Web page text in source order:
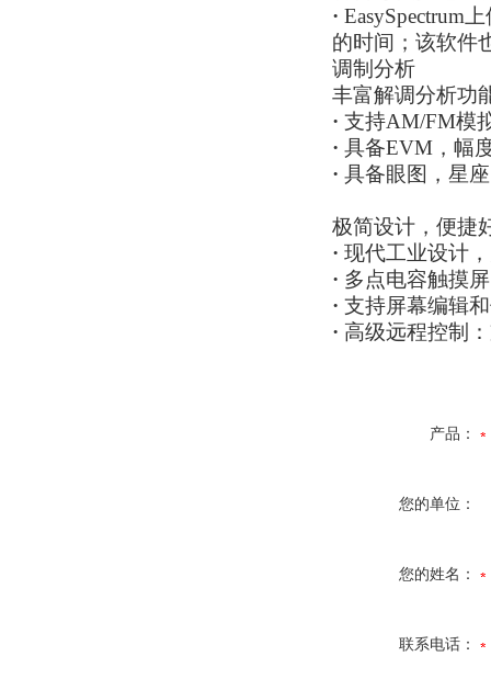
· EasySpectrum
的时间；该软件
调制分析
丰富解调分析功
· 支持AM/FM模
· 具备EVM，幅
· 具备眼图，星
极简设计，便捷
· 现代工业设计
· 多点电容触摸
· 支持屏幕编辑
· 高级远程控制
产品：
您的单位：
您的姓名：
联系电话：